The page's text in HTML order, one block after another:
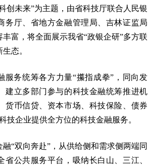
未来”为主题，由省科技厅联合人民银
务厅、省地方金融管理局、吉林证监局
富，将全面展示我省“政银企研”多方联
态。
服务统筹各方力量“攥指成拳”，同向发
建立多部门参与的科技金融统筹推进机
货币信贷、资本市场、科技保险、债券
技企业提供全方位的科技金融服务。
融“双向奔赴”，从供给侧和需求侧两端同
省公共服务平台，吸纳长白山、三江、